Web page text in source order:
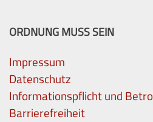
ORDNUNG MUSS SEIN
Impressum
Datenschutz
Informationspflicht und
Barrierefreiheit